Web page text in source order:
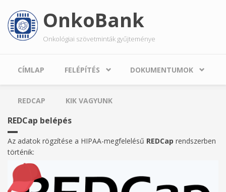
tartalomra
OnkoBank
Onkológiai szövetminták gyűjteménye
CÍMLAP FELÉPÍTÉS DOKUMENTUMOK
REDCAP KIK VAGYUNK
REDCap belépés
Az adatok rögzítése a HIPAA-megfelelésű REDCap rendszerben
történik: